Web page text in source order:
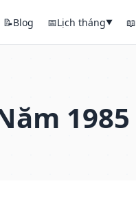
📝Blog 📅Lịch tháng▼ 📖
1985